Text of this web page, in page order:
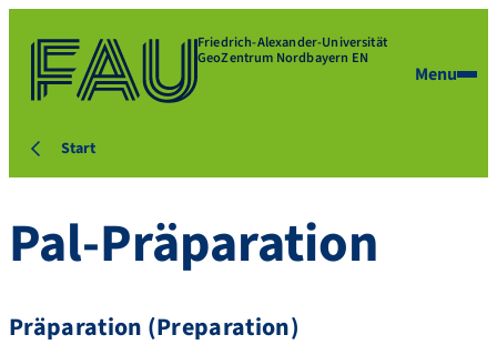
Friedrich-Alexander-Universität
GeoZentrum Nordbayern EN
Menu
Start
Pal-Präparation
Präparation (Preparation)